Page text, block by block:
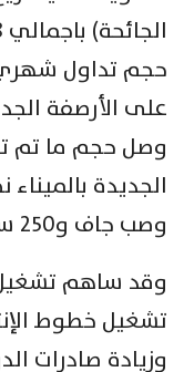
حجم تداول
وصل حجم ما تم
وصب جاف و٢٥٠ سفينة بضائع عامة.
وقد ساهم
تشغيل خطوط
وزيادة صادرات